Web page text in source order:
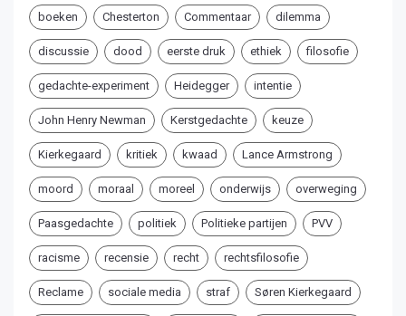
boeken Chesterton Commentaar dilemma
discussie dood eerste druk ethiek filosofie
gedachte-experiment Heidegger intentie
John Henry Newman Kerstgedachte keuze
Kierkegaard kritiek kwaad Lance Armstrong
moord moraal moreel onderwijs overweging
Paasgedachte politiek Politieke partijen PVV
racisme recensie recht rechtsfilosofie
Reclame sociale media straf Søren Kierkegaard